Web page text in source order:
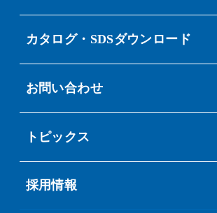
カタログ・SDSダウンロード
お問い合わせ
トピックス
採用情報